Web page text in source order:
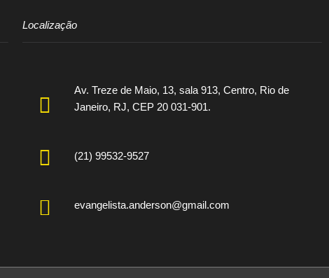
Localização
Av. Treze de Maio, 13, sala 913, Centro, Rio de
Janeiro, RJ, CEP 20 031-901.
(21) 99532-9527
evangelista.anderson@gmail.com